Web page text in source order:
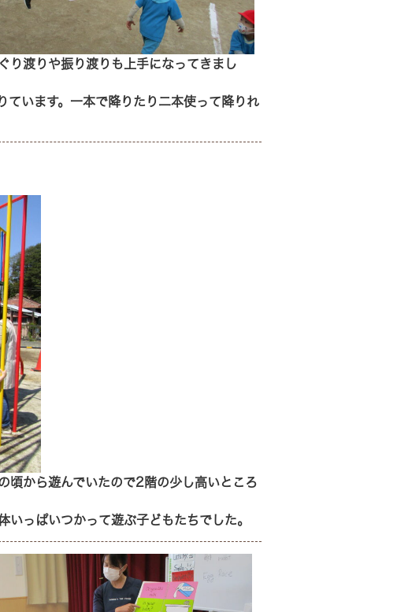
り渡りや振り渡りも上手になってきまし
ています。一本で降りたり二本使って降りれ
頃から遊んでいたので2階の少し高いところ
っぱいつかって遊ぶ子どもたちでした。